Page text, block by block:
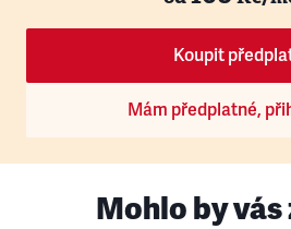
Koupit
Mám předplatné,
Mohlo by